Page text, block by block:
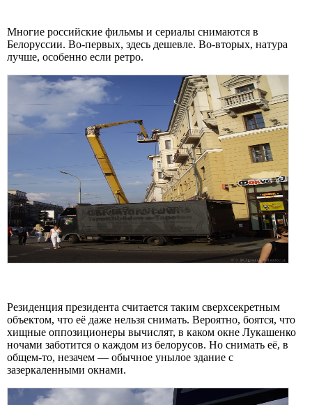
Многие российские фильмы и сериалы снимаются в
Белоруссии. Во-первых, здесь дешевле. Во-вторых, натура
лучше, особенно если ретро.
Резиденция президента считается таким сверхсекретным
объектом, что её даже нельзя снимать. Вероятно, боятся, что
хищные оппозиционеры вычислят, в каком окне Лукашенко
ночами заботится о каждом из белорусов. Но снимать её, в
общем-то, незачем — обычное унылое здание с
зазеркаленными окнами.